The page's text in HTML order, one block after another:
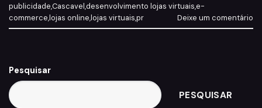
publicidade,Cascavel,desenvolvimento lojas virtuais,e-
commerce,lojas online,lojas virtuais,pr Deixe um comentário
Pesquisar
PESQUISAR